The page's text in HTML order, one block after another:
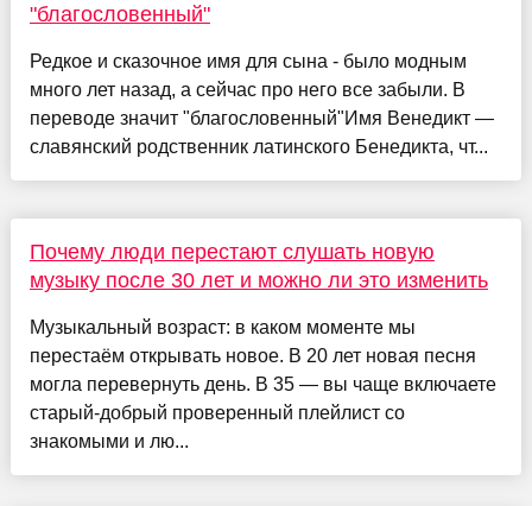
"благословенный"
Редкое и сказочное имя для сына - было модным
много лет назад, а сейчас про него все забыли. В
переводе значит "благословенный"Имя Венедикт —
славянский родственник латинского Бенедикта, чт...
Почему люди перестают слушать новую
музыку после 30 лет и можно ли это изменить
Музыкальный возраст: в каком моменте мы
перестаём открывать новое. В 20 лет новая песня
могла перевернуть день. В 35 — вы чаще включаете
старый-добрый проверенный плейлист со
знакомыми и лю...